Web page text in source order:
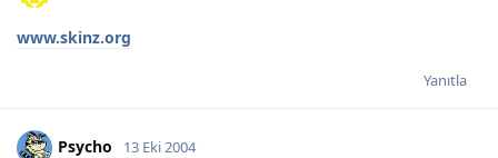
www.skinz.org
Yanıtla
Psycho 13 Eki 2004